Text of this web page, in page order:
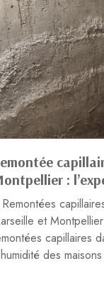
:
Remontées
et
capillaires
des